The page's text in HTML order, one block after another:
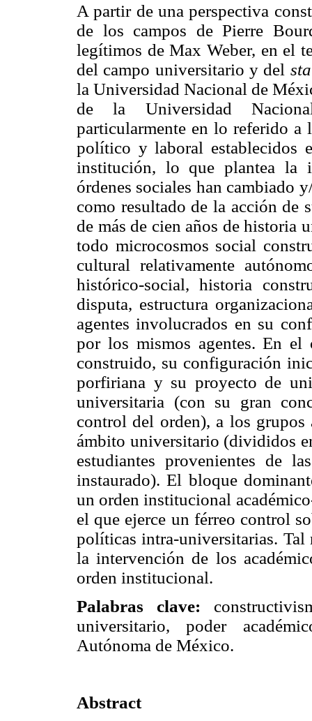
A partir de una perspectiva
de los campos de Pierre
legítimos de Max Weber, en el
del campo universitario y del
la Universidad Nacional de
de la Universidad
particularmente en lo referido a
político y laboral establecidos
institución, lo que plantea la
órdenes sociales han cambiado
como resultado de la acción de
de más de cien años de historia
todo microcosmos social
cultural relativamente
histórico-social, historia
disputa, estructura
agentes involucrados en su
por los mismos agentes. En
construido, su configuración
porfiriana y su proyecto de
universitaria (con su gran
control del orden), a los grupos
ámbito universitario (divididos
estudiantes provenientes de
instaurado). El bloque
un orden institucional
el que ejerce un férreo control
políticas intra-universitarias.
la intervención de los
orden institucional.
Palabras clave:
universitario, poder
Autónoma de México.
Abstract